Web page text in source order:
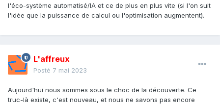
l'éco-système automatisé/IA et ce de plus en plus vite (si l'on suit
l'idée que la puissance de calcul ou l'optimisation augmentent).
L'affreux
Posté 7 mai 2023
Aujourd'hui nous sommes sous le choc de la découverte. Ce
truc-là existe, c'est nouveau, et nous ne savons pas encore